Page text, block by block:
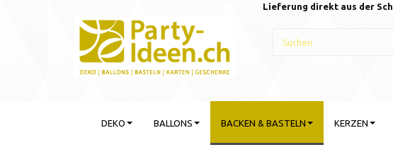
Lieferung direkt aus der
DEKO BALLONS BACKEN & BASTELN KERZEN